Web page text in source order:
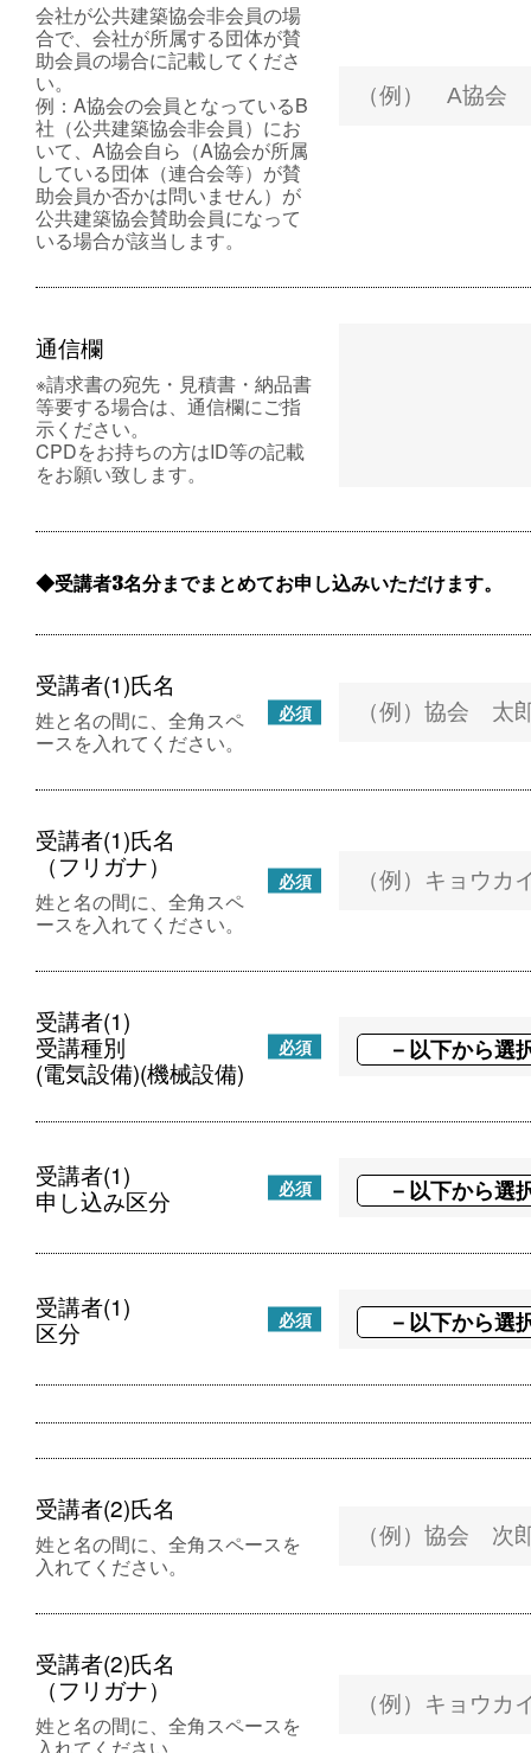
会社が公共建築協会非会員の場
合で、会社が所属する団体が賛
助会員の場合に記載してくださ
い。
例：A協会の会員となっているB
社（公共建築協会非会員）にお
いて、A協会自ら（A協会が所属
している団体（連合会等）が賛
助会員か否かは問いません）が
公共建築協会賛助会員になって
いる場合が該当します。
通信欄
※請求書の宛先・見積書・納品書
等要する場合は、通信欄にご指
示ください。
CPDをお持ちの方はID等の記載
をお願い致します。
受講者3名分までまとめてお申し込みいただけます。
受講者(1)氏名
必須
姓と名の間に、全角スペ
ースを入れてください。
受講者(1)氏名
（フリガナ）
必須
姓と名の間に、全角スペ
ースを入れてください。
受講者(1)
受講種別
(電気設備)(機械設備)
必須
受講者(1)
申し込み区分
必須
受講者(1)
区分
必須
受講者(2)氏名
姓と名の間に、全角スペースを
入れてください。
受講者(2)氏名
（フリガナ）
姓と名の間に、全角スペースを